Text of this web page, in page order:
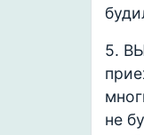
5.
не